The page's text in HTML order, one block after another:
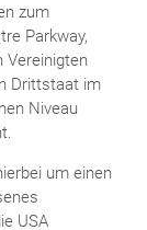
zum
Parkway,
Vereinigten
Drittstaat im
Niveau
um einen
USA